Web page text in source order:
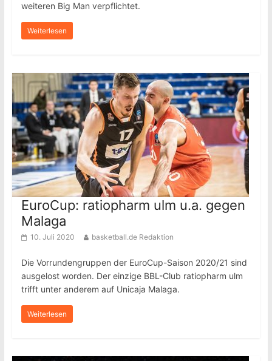
weiteren Big Man verpflichtet.
Weiterlesen
EuroCup: ratiopharm ulm u.a. gegen
Malaga
10. Juli 2020 basketball.de Redaktion
Die Vorrundengruppen der EuroCup-Saison 2020/21 sind
ausgelost worden. Der einzige BBL-Club ratiopharm ulm
trifft unter anderem auf Unicaja Malaga.
Weiterlesen